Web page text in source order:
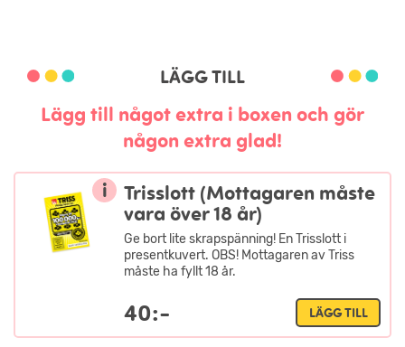
LÄGG TILL
Lägg till något extra i boxen och gör
någon extra glad!
i
Trisslott (Mottagaren måste
vara över 18 år)
Ge bort lite skrapspänning! En Trisslott i
presentkuvert. OBS! Mottagaren av Triss
måste ha fyllt 18 år.
40:- LÄGG TILL